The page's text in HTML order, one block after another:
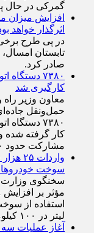
گمرکی در حال
افزایش
اثرگذار خواهد
در پی طرح
تابستان
صادر کرد.
۷۳۸۰
کارگیری شد
معاون وزیر
حمل‌ونقل
۷۳۸۰
کار گرفته شده
مشارکت حدود ۱۰۰۰ دستگاه اتوبوس همراه بوده است.
سوخت خودرو‌ها
سخنگوی وزارت
مؤثر بر
لیتر در ۱۰۰ کیلومتر می‌رسد.
آغاز عملیات